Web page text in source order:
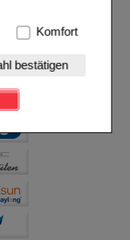
es sich um
Warenkorb,
verzichtet
zu gestalten,
es uns
Inhalte
zu
Komfort
bestätigen